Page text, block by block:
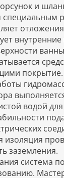
и
специальным
внутренние
покрытие.
водой
изоляция
заземления.
система